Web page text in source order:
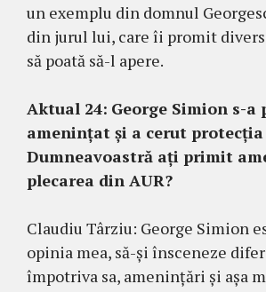
un exemplu din domnul
din jurul lui, care îi promit
să poată să-l apere.
Aktual 24: George Simion s-a
amenințat și a cerut protecția
Dumneavoastră ați primit
plecarea din AUR?
Claudiu Târziu: George Simion
opinia mea, să-și însceneze
împotriva sa, amenințări și așa